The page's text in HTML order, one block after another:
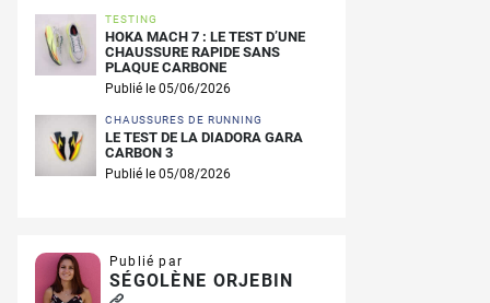
TESTING
HOKA MACH 7 : LE TEST D’UNE
CHAUSSURE RAPIDE SANS
PLAQUE CARBONE
Publié le 05/06/2026
CHAUSSURES DE RUNNING
LE TEST DE LA DIADORA GARA
CARBON 3
Publié le 05/08/2026
Publié par
SÉGOLÈNE ORJEBIN